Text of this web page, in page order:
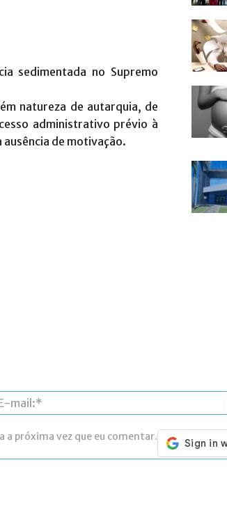
sedimentada no Supremo
natureza de autarquia, de
administrativo prévio à
de motivação.
a próxima vez que eu comentar.